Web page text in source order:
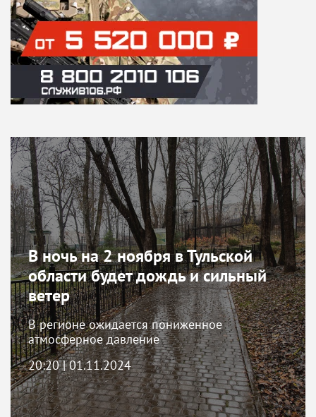
В ночь на 2 ноября в Тульской
области будет дождь и сильный
ветер
В регионе ожидается пониженное
атмосферное давление
20:20 | 01.11.2024